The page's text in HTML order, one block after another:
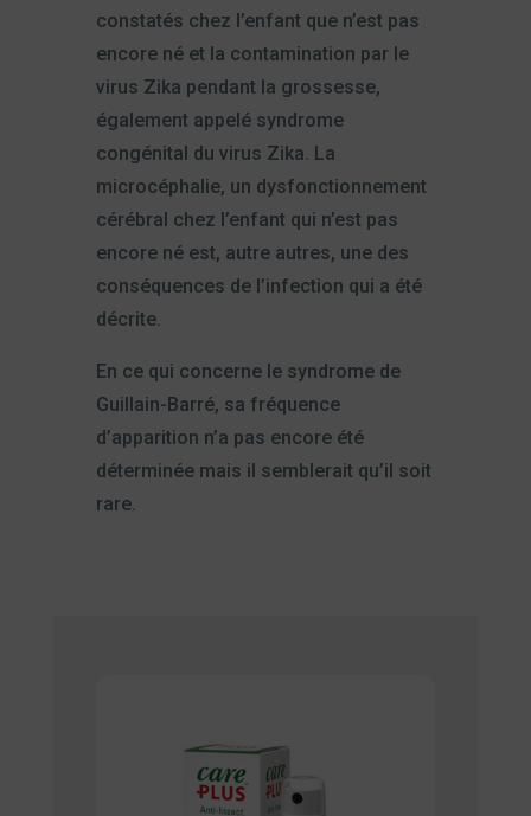
constatés chez l’enfant que n’est pas
encore né et la contamination par le
virus Zika pendant la grossesse,
également appelé syndrome
congénital du virus Zika. La
microcéphalie, un dysfonctionnement
cérébral chez l’enfant qui n’est pas
encore né est, autre autres, une des
conséquences de l’infection qui a été
décrite.
En ce qui concerne le syndrome de
Guillain-Barré, sa fréquence
d’apparition n’a pas encore été
déterminée mais il semblerait qu’il soit
rare.